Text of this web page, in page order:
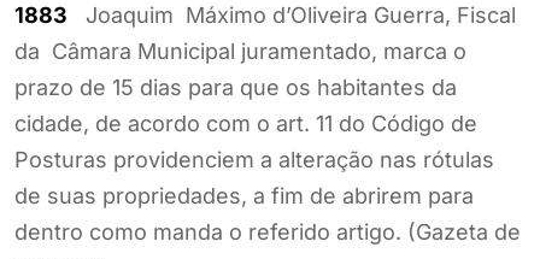
1883 Joaquim Máximo d’Oliveira Guerra, Fiscal
da Câmara Municipal juramentado, marca o
prazo de 15 dias para que os habitantes da
cidade, de acordo com o art. 11 do Código de
Posturas providenciem a alteração nas rótulas
de suas propriedades, a fim de abrirem para
dentro como manda o referido artigo. (Gazeta de